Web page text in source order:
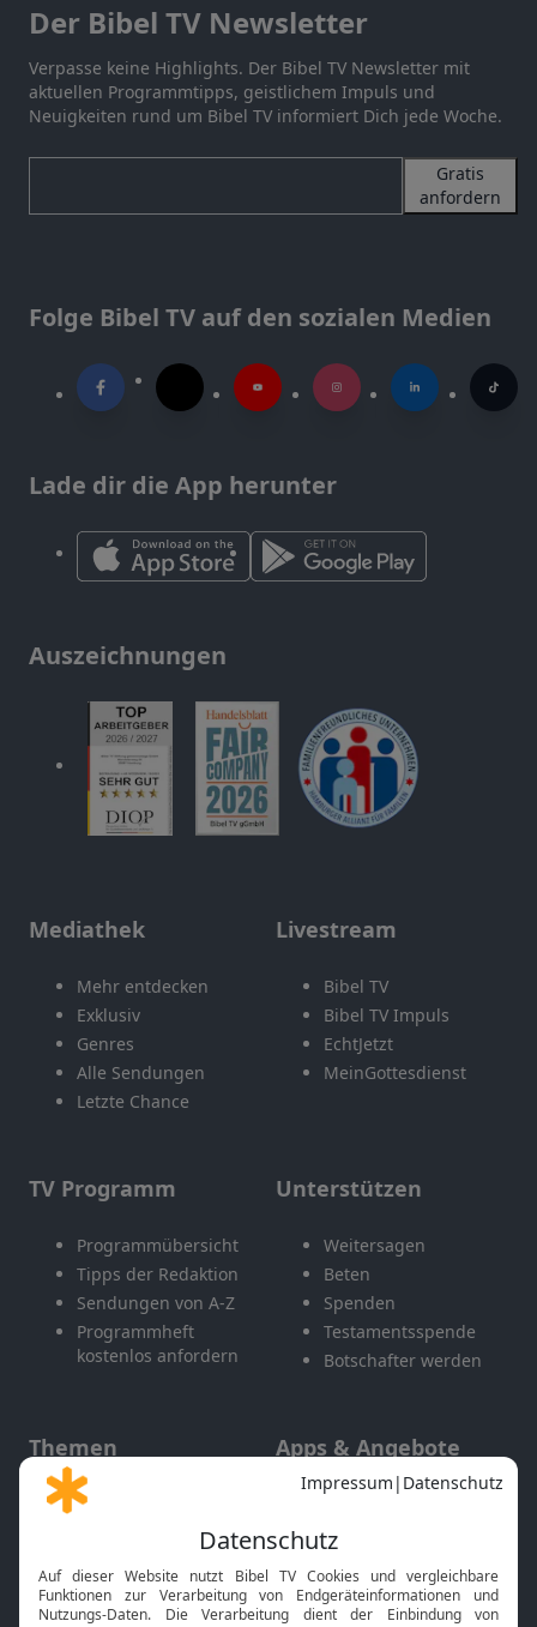
Der Bibel TV Newsletter
Verpasse keine Highlights. Der Bibel TV Newsletter mit
aktuellen Programmtipps, geistlichem Impuls und
Neuigkeiten rund um Bibel TV informiert Dich jede Woche.
Gratis
anfordern
Folge Bibel TV auf den sozialen Medien
Lade dir die App herunter
Auszeichnungen
Mediathek
Mehr entdecken
Exklusiv
Genres
Alle Sendungen
Letzte Chance
Livestream
Bibel TV
Bibel TV Impuls
EchtJetzt
MeinGottesdienst
TV Programm
Programmübersicht
Tipps der Redaktion
Sendungen von A-Z
Programmheft
kostenlos anfordern
Unterstützen
Weitersagen
Beten
Spenden
Testamentsspende
Botschafter werden
Themen
Gott und Bibel erklärt
Neuigkeiten
Apps & Angebote
Mobile App
Smart TV
HbbTV